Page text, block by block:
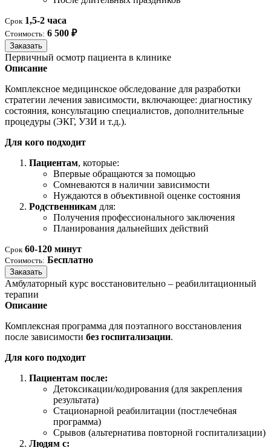
Срок 1,5-2 часа
Стоимость: 6 500 ₽
Заказать
Первичный осмотр пациента в клинике
Описание
Комплексное медицинское обследование для разработки
стратегии лечения зависимости, включающее: диагностику
состояния, консультацию специалистов, дополнительные
процедуры (ЭКГ, УЗИ и т.д.).
Для кого подходит
Пациентам, которые:
Впервые обращаются за помощью
Сомневаются в наличии зависимости
Нуждаются в объективной оценке состояния
Родственникам для:
Получения профессионального заключения
Планирования дальнейших действий
Срок 60-120 минут
Стоимость: Бесплатно
Заказать
Амбулаторный курс восстановительно – реабилитационный
терапии
Описание
Комплексная программа для поэтапного восстановления
после зависимости без госпитализации.
Для кого подходит
Пациентам после:
Детоксикации/кодирования (для закрепления
результата)
Стационарной реабилитации (постлечебная
программа)
Срывов (альтернатива повторной госпитализации)
Людям с: